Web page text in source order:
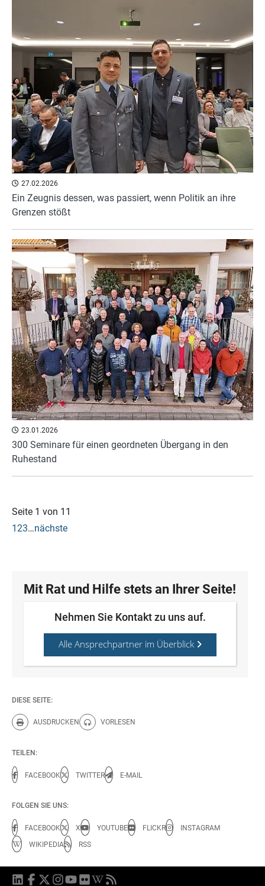
27.02.2026
Ein Zeugnis dessen, was passiert, wenn Politik an ihre
Grenzen stößt
23.01.2026
300 Seminare für einen geordneten Übergang in den
Ruhestand
Seite 1 von 11
123…nächste
Mit Rat und Hilfe stets an Ihrer Seite!
Nehmen Sie Kontakt zu uns auf.
Alle Ansprechpartner im Überblick
DIESE SEITE:
AUSDRUCKEN
Diese Seite drucken.
VORLESEN
Diese Seite vorlesen.
TEILEN:
FACEBOOK TWITTER E-MAIL
FOLGEN SIE UNS:
FACEBOOK X YOUTUBE FLICKR
INSTAGRAM
WIKIPEDIA
RSS